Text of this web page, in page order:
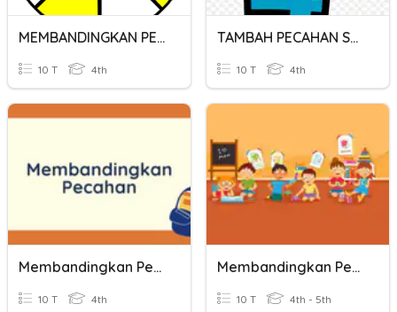
MEMBANDINGKAN PECAHAN
10 T 4th
TAMBAH PECAHAN SAMA PENYEBUT
10 T 4th
Membandingkan Pecahan
10 T 4th
Membandingkan Pecahan
10 T 4th - 5th